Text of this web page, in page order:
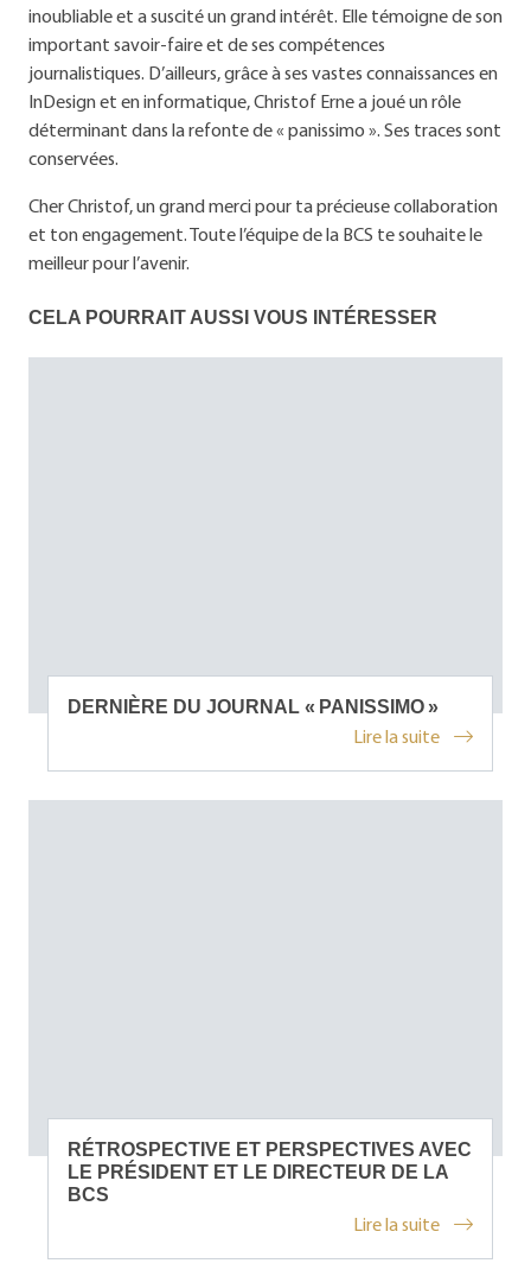
inoubliable et a suscité un grand intérêt. Elle témoigne de son
important savoir-faire et de ses compétences
journalistiques. D’ailleurs, grâce à ses vastes connaissances en
InDesign et en informatique, Christof Erne a joué un rôle
déterminant dans la refonte de « panissimo ». Ses traces sont
conservées.
Cher Christof, un grand merci pour ta précieuse collaboration
et ton engagement. Toute l’équipe de la BCS te souhaite le
meilleur pour l’avenir.
CELA POURRAIT AUSSI VOUS INTÉRESSER
DERNIÈRE DU JOURNAL « PANISSIMO »
Lire la suite
RÉTROSPECTIVE ET PERSPECTIVES AVEC
LE PRÉSIDENT ET LE DIRECTEUR DE LA
BCS
Lire la suite